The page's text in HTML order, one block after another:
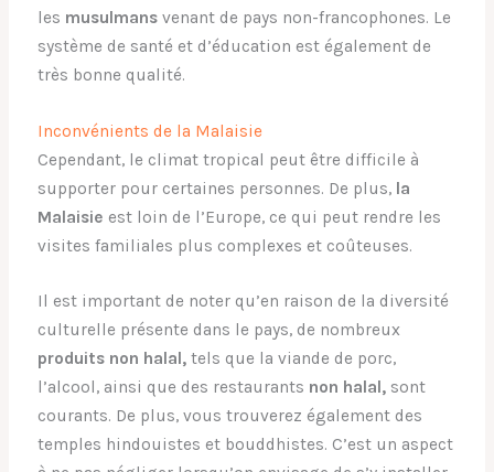
les musulmansvenant de pays non-francophones. Le
système de santé et d’éducation est également de
très bonne qualité.
Inconvénients de la Malaisie
Cependant, le climat tropical peut être difficile à
supporter pour certaines personnes. De plus, la
Malaisie est loin de l’Europe, ce qui peut rendre les
visites familiales plus complexes et coûteuses.
Il est important de noter qu’en raison de la diversité
culturelle présente dans le pays, de nombreux
produits non halal,tels que la viande de porc,
l’alcool, ainsi que des restaurants non halal,sont
courants. De plus, vous trouverez également des
temples hindouistes et bouddhistes. C’est un aspect